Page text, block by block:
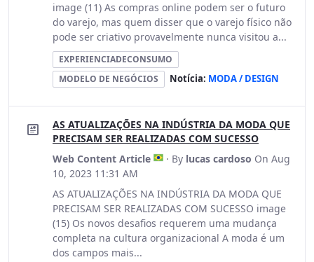
image (11) As compras online podem ser o futuro
do varejo, mas quem disser que o varejo físico não
pode ser criativo provavelmente nunca visitou a...
EXPERIENCIADECONSUMO
MODELO DE NEGÓCIOS
Notícia: MODA / DESIGN
AS ATUALIZAÇÕES NA INDÚSTRIA DA MODA QUE
PRECISAM SER REALIZADAS COM SUCESSO
Web Content Article
· By lucas cardoso On Aug
10, 2023 11:31 AM
AS ATUALIZAÇÕES NA INDÚSTRIA DA MODA QUE
PRECISAM SER REALIZADAS COM SUCESSO image
(15) Os novos desafios requerem uma mudança
completa na cultura organizacional A moda é um
dos campos mais...